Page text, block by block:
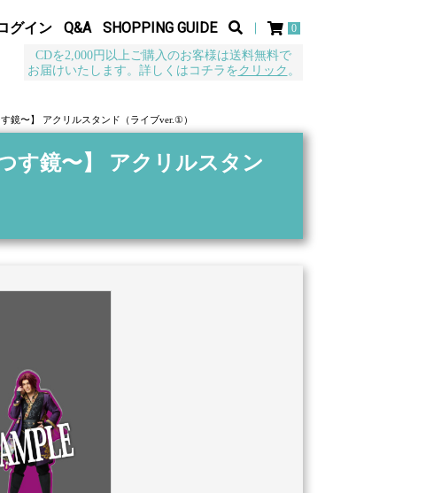
グイン Q&A SHOPPING GUIDE 0
CDを2,000円以上ご購入のお客様は送料無料で
お届けいたします。詳しくはコチラをクリック 。
鏡〜】 アクリルスタンド（ライブver.①）
す鏡〜】 アクリルスタン